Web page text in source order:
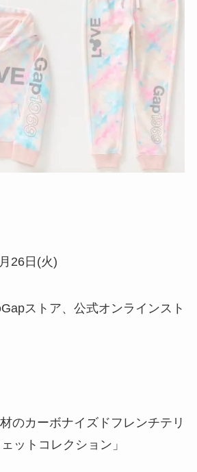
26日(火)
ストア、公式オンラインスト
のカーボナイズドフレンチテリ
ットコレクション」